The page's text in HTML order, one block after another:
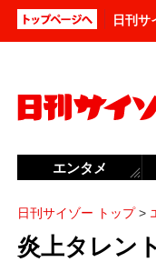
日刊サ
日刊サイゾー トップ>
炎上タレン
エンタメ